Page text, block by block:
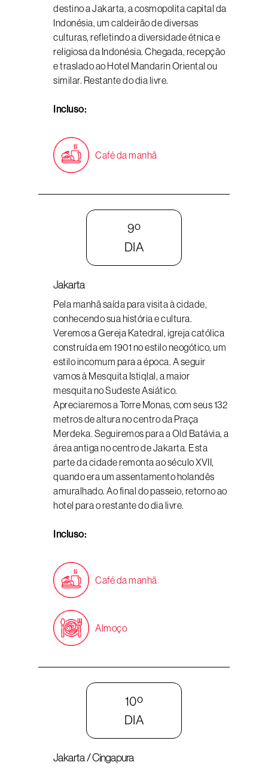
destino a Jakarta, a cosmopolita capital da
Indonésia, um caldeirão de diversas
culturas, refletindo a diversidade étnica e
religiosa da Indonésia. Chegada, recepção
e traslado ao Hotel Mandarin Oriental ou
similar. Restante do dia livre.
Incluso:
Café da manhã
9º
DIA
Jakarta
Pela manhã saída para visita à cidade,
conhecendo sua história e cultura.
Veremos a Gereja Katedral, igreja católica
construída em 1901 no estilo neogótico, um
estilo incomum para a época. A seguir
vamos à Mesquita Istiqlal, a maior
mesquita no Sudeste Asiático.
Apreciaremos a Torre Monas, com seus 132
metros de altura no centro da Praça
Merdeka. Seguiremos para a Old Batávia, a
área antiga no centro de Jakarta. Esta
parte da cidade remonta ao século XVII,
quando era um assentamento holandês
amuralhado. Ao final do passeio, retorno ao
hotel para o restante do dia livre.
Incluso:
Café da manhã
Almoço
10º
DIA
Jakarta / Cingapura